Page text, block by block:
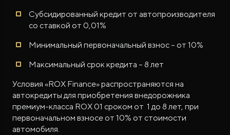
от 9 300 000 ₽*
Субсидированный кредит от автопроизводителя
со ставкой от 0,01%
Минимальный первоначальный взнос – от 10%
Максимальный срок кредита – 8 лет
Условия «ROX Finance» распространяются на
автокредиты для приобретения внедорожника
премиум-класса ROX 01 сроком от 1 до 8 лет, при
первоначальном взносе от 10% от стоимости
автомобиля.